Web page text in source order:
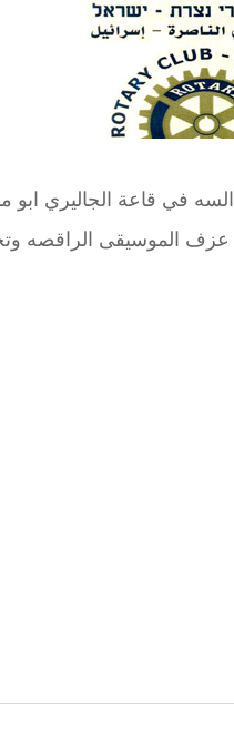
الميلاد ورأس السه في قاعة
عزف الموسيقى